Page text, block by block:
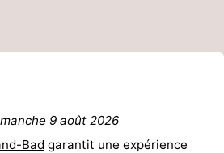
9 août 2026
Bad garantit une expérience